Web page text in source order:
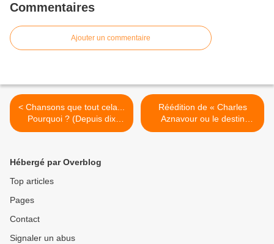
Commentaires
Ajouter un commentaire
< Chansons que tout cela...
Pourquoi ? (Depuis dix
ans).
Réédition de « Charles
Aznavour ou le destin
apprivoisé » >
Hébergé par Overblog
Top articles
Pages
Contact
Signaler un abus